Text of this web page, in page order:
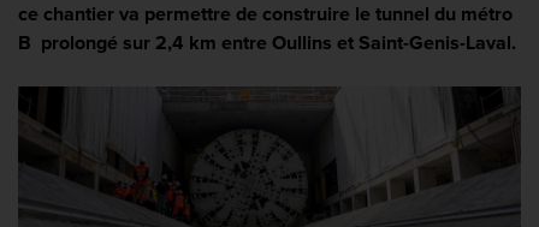
ce chantier va permettre de construire le tunnel du métro
B prolongé sur 2,4 km entre Oullins et Saint-Genis-Laval.